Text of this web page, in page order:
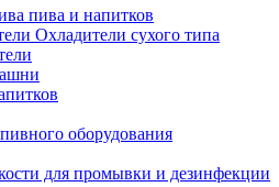
пива и напитков
Охладители сухого типа
оборудования
для промывки и дезинфекции